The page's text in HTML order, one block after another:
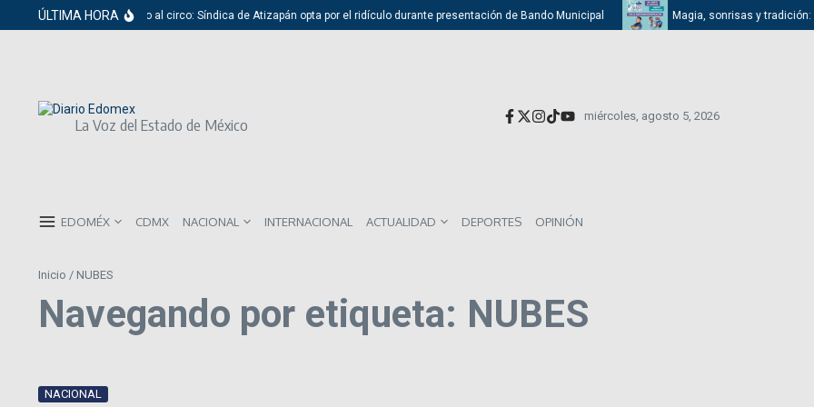
Saltar al contenido
ÚLTIMA HORADel cabildo al circo: Síndica de Atizapán opta por el ridículo durante presentación de Bando Municipal Magia, sonrisas y tradición:
La Voz del Estado de México miércoles, agosto 5, 2026
EDOMÉX CDMX NACIONAL INTERNACIONAL ACTUALIDAD DEPORTES OPINIÓN
Inicio / NUBES
Navegando por etiqueta: NUBES
NACIONAL